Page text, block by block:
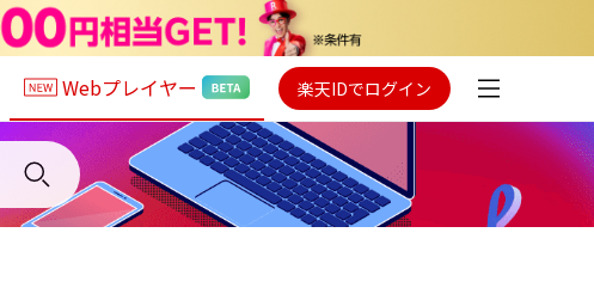
Webプレイヤー 楽天IDでログイン